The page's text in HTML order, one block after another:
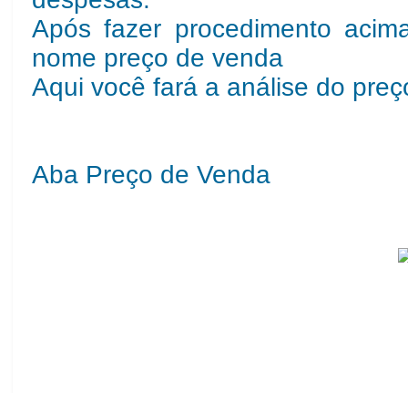
Após fazer procedimento
nome preço de venda
Aqui você fará a análise do
Aba Preço de Venda